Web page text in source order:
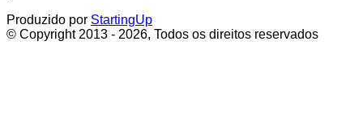
Produzido por StartingUp
© Copyright 2013 - 2026, Todos os direitos reservados